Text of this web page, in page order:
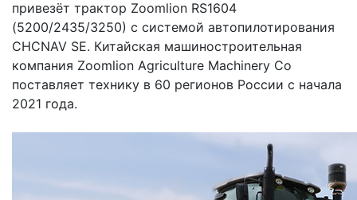
привезёт трактор Zoomlion RS1604
(5200/2435/3250) с системой автопилотирования
CHCNAV SE. Китайская машиностроительная
компания Zoomlion Agriculture Machinery Co
поставляет технику в 60 регионов России с начала
2021 года.